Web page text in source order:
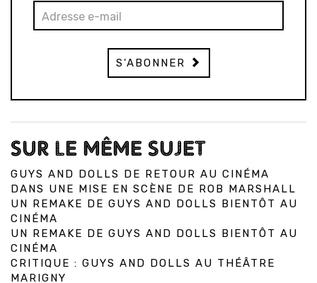
S'ABONNER
SUR LE MÊME SUJET
GUYS AND DOLLS DE RETOUR AU CINÉMA
DANS UNE MISE EN SCÈNE DE ROB MARSHALL
UN REMAKE DE GUYS AND DOLLS BIENTÔT AU
CINÉMA
UN REMAKE DE GUYS AND DOLLS BIENTÔT AU
CINÉMA
CRITIQUE : GUYS AND DOLLS AU THÉÂTRE
MARIGNY